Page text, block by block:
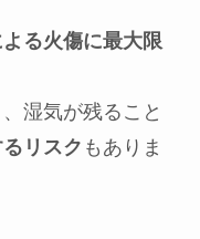
る火傷に最大限
湿気が残ること
リスク もありま